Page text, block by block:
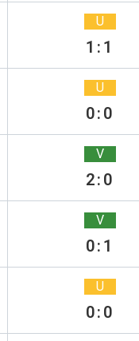
U
1:1
U
0:0
V
2:0
V
0:1
U
0:0